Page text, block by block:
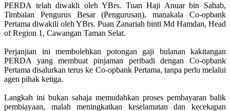
PERDA telah diwakli oleh YBrs. Tuan Haji Anuar bin Sahab,
Timbalan Pengurus Besar (Pengurusan), manakala Co-opbank
Pertama diwakili oleh YBrs. Puan Zanariah binti Md Hamdan, Head
of Region 1, Cawangan Taman Selat.
Perjanjian ini membolehkan potongan gaji bulanan kakitangan
PERDA yang membuat pinjaman peribadi dengan Co-opbank
Pertama disalurkan terus ke Co-opbank Pertama, tanpa perlu melalui
agen pihak ketiga.
Langkah ini bukan sahaja memudahkan proses pembayaran balik
pembiayaan, malah meningkatkan keselamatan dan kecekapan